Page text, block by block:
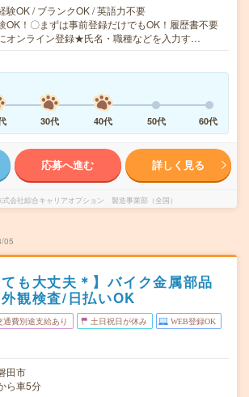
験OK / ブランクOK / 英語力不要
！〇まずは事前登録だけでもOK！履歴書不要
オンライン登録★氏名・職種などを入力す…
30代 40代 50代 60代
応募へ進む 詳しく見る
式会社綜合キャリアオプション 製造事業部（全国）
05
ても大丈夫＊】バイク金属部品
観検査/日払いOK
通費別途支給あり 土日祝日が休み WEB登録OK
田市
ら車5分